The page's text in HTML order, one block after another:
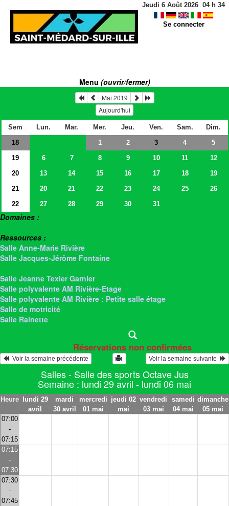
Jeudi 6 Août 2026 04h 34
Se connecter
Menu (ouvrir/fermer)
Mai 2019
Aujourd'hui
Sem Lun. Mar. Mer. Jeu. Ven. Sam.
Dim.
18
1 2 3 4
5
19
6 7 8 9 10 11
12
20
13 14 15 16 17 18
19
21
20 21 22 23 24 25
26
22
27 28 29 30 31
Domaines :
Ressources :
Salle Anne-Marie Rivière
Salle Jacques-Jérôme Fontaine
Salle Jeanne Texier Garnier
Salle polyvalente AM Rivière-Etage
Salle polyvalente AM Rivière : Petite salle étage
Salle de motricité
Salle Rainette
Réservations non confirmées
  Voir la semaine précédente
Voir la semaine suivante
Salles - Salle des sports Octave Jus
Semaine : lundi 29 avril - lundi 06 mai
Heure lundi 29
avril
mardi
30 avril
mercredi
01 mai
jeudi 02
mai
vendredi
03 mai
samedi
04 mai
dimanche
05 mai
07:00
-
07:15
07:15
-
07:30
07:30
-
07:45